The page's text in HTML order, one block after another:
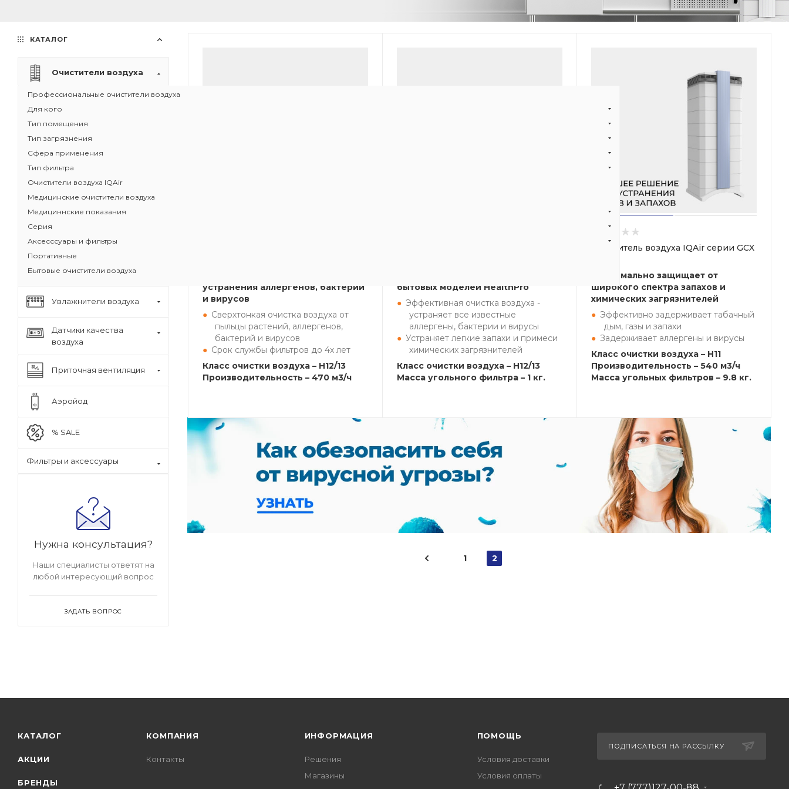
устранения аллергенов, бактерий
и вирусов
Сверхтонкая очистка воздуха от
пыльцы растений, аллергенов,
бактерий и вирусов
Срок службы фильтров до 4х лет
Класс очистки воздуха – H12/13
Производительность – 470 м3/ч
бытовых моделей HealthPro
Эффективная очистка воздуха -
устраняет все известные
аллергены, бактерии и вирусы
Устраняет легкие запахи и примеси
химических загрязнителей
Класс очистки воздуха – H12/13
Масса угольного фильтра – 1 кг.
Очиститель воздуха IQAir серии GCX
Максимально защищает от
широкого спектра запахов и
химических загрязнителей
Эффективно задерживает табачный
дым, газы и запахи
Задерживает аллергены и вирусы
Класс очистки воздуха – H11
Производительность – 540 м3/ч
Масса угольных фильтров – 9.8 кг.
1 2
КАТАЛОГ
Очистители воздуха
Профессиональные очистители воздуха
Для кого
Тип помещения
Тип загрязнения
Сфера применения
Тип фильтра
Очистители воздуха IQAir
Медицинские очистители воздуха
Медициннские показания
Серия
Аксесссуары и фильтры
Портативные
Бытовые очистители воздуха
Увлажнители воздуха
Датчики качества
воздуха
Приточная вентиляция
Аэройод
% SALE
Фильтры и аксессуары
Нужна консультация?
Наши специалисты ответят на
любой интересующий вопрос
ЗАДАТЬ ВОПРОС
КАТАЛОГ
АКЦИИ
БРЕНДЫ
КОМПАНИЯ
Контакты
ИНФОРМАЦИЯ
Решения
Магазины
ПОМОЩЬ
Условия доставки
Условия оплаты
ПОДПИСАТЬСЯ НА РАССЫЛКУ